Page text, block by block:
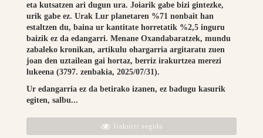
eta kutsatzen ari dugun ura. Joiarik gabe bizi gintezke,
urik gabe ez. Urak Lur planetaren %71 nonbait han
estaltzen du, baina ur kantitate horretatik %2,5 inguru
baizik ez da edangarri. Menane Oxandabaratzek, mundu
zabaleko kronikan, artikulu ohargarria argitaratu zuen
joan den uztailean gai hortaz, berriz irakurtzea merezi
lukeena (3797. zenbakia, 2025/07/31).
Ur edangarria ez da betirako izanen, ez badugu kasurik
egiten, salbu...
Irakurri segida